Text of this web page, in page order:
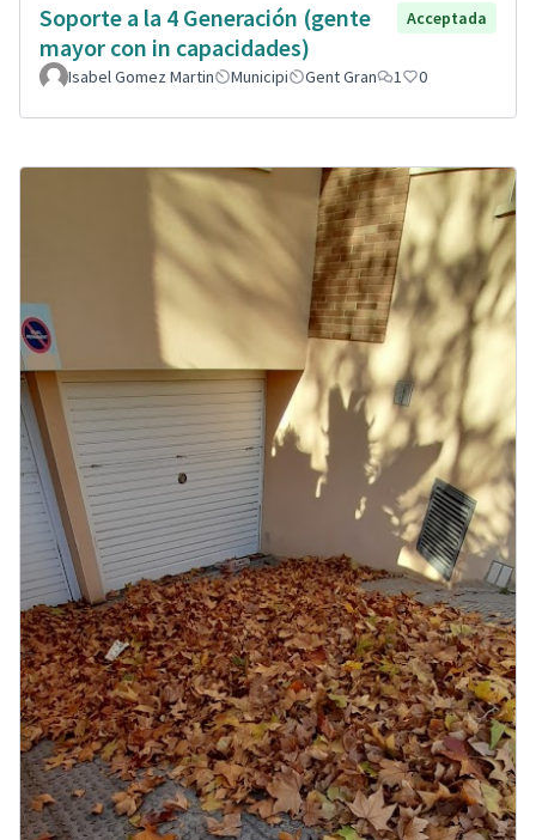
Soporte a la 4 Generación (gente
mayor con in capacidades)
Acceptada
Isabel Gomez Martin Municipi Gent Gran 1 0